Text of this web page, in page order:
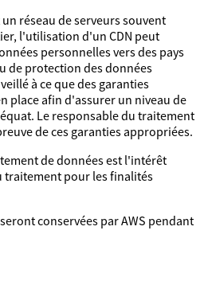
réseau de serveurs souvent
l'utilisation d'un CDN peut
personnelles vers des pays
de protection des données
à ce que des garanties
place afin d'assurer un niveau de
Le responsable du traitement
de ces garanties appropriées.
de données est l'intérêt
traitement pour les finalités
conservées par AWS pendant